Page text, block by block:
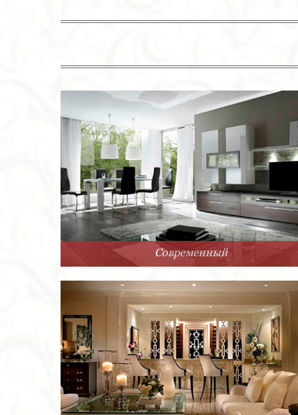
Современный